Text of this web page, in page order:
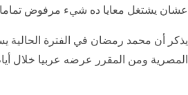
عشان يشتغل معايا ده شيء مرفوض
يذكر أن محمد رمضان في الفترة الحالية
المصرية ومن المقرر عرضه عربيا خلال